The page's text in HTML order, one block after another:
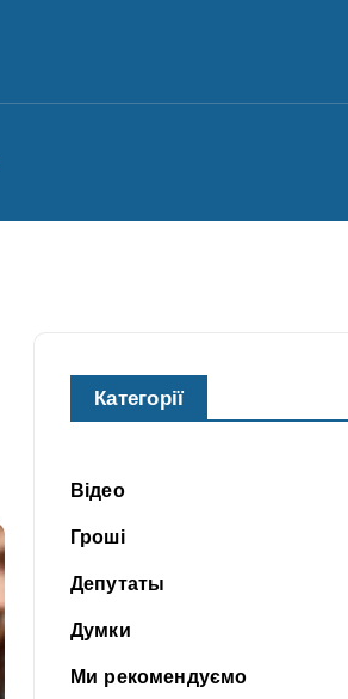
Категорії
Відео
Гроші
Депутаты
Думки
Ми рекомендуємо